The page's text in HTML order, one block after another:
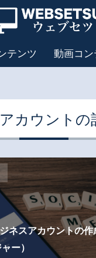
テンツ 動画コン
カウントの
ネスアカウントの作
ー）